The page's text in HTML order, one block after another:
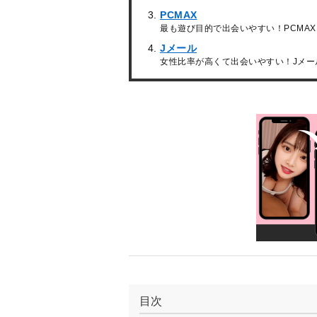
PCMAX
最も遊び目的で出会いやすい！PCMAX
Jメール
女性比率が高くて出会いやすい！Jメー
目次